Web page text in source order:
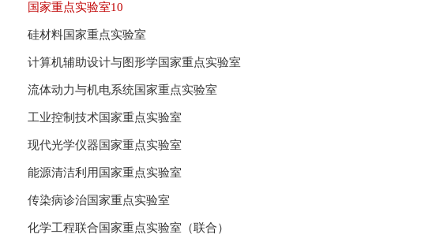
国家重点实验室10
硅材料国家重点实验室
计算机辅助设计与图形学国家重点实验室
流体动力与机电系统国家重点实验室
工业控制技术国家重点实验室
现代光学仪器国家重点实验室
能源清洁利用国家重点实验室
传染病诊治国家重点实验室
化学工程联合国家重点实验室（联合）